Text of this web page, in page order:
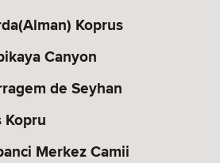
Koprus
Canyon
de Seyhan
Kopru
Merkez Camii